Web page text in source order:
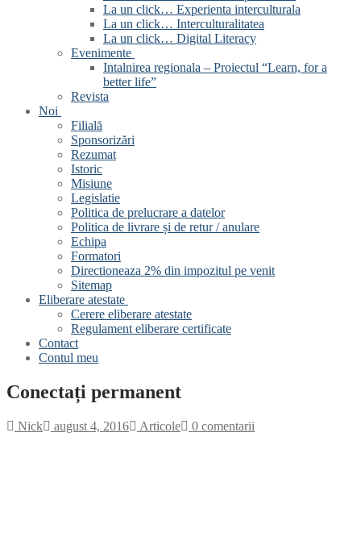
La un click… Experienta interculturala
La un click… Interculturalitatea
La un click… Digital Literacy
Evenimente
Intalnirea regionala – Proiectul “Learn, for a
better life”
Revista
Noi
Filială
Sponsorizări
Rezumat
Istoric
Misiune
Legislatie
Politica de prelucrare a datelor
Politica de livrare și de retur / anulare
Echipa
Formatori
Directioneaza 2% din impozitul pe venit
Sitemap
Eliberare atestate
Cerere eliberare atestate
Regulament eliberare certificate
Contact
Contul meu
Conectați permanent
Nick august 4, 2016 Articole 0 comentarii